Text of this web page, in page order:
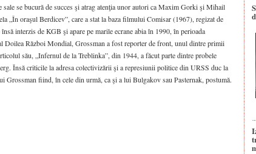
se bucură de succes şi atrag atenţia unor autori ca Maxim Gorki şi Mihail
„În oraşul Berdicev”, care a stat la baza filmului Comisar (1967), regizat de
interzis de KGB şi apare pe marile ecrane abia în 1990, în perioada
Doilea Război Mondial, Grossman a fost reporter de front, unul dintre primii
său, „Infernul de la Treblinka”, din 1944, a făcut parte dintre probele
Însă criticile la adresa colectivizării şi a represiunii politice din URSS duc la
Grossman fiind, în cele din urmă, ca şi a lui Bulgakov sau Pasternak, postumă.